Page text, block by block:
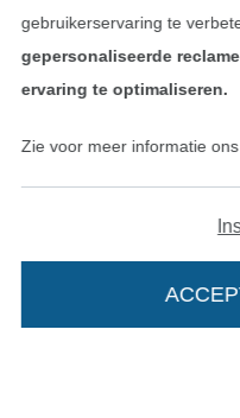
Onze
gebruikerservaring te
gepersonaliseerde reclame
ervaring te optimaliseren.
Zie voor meer informatie ons